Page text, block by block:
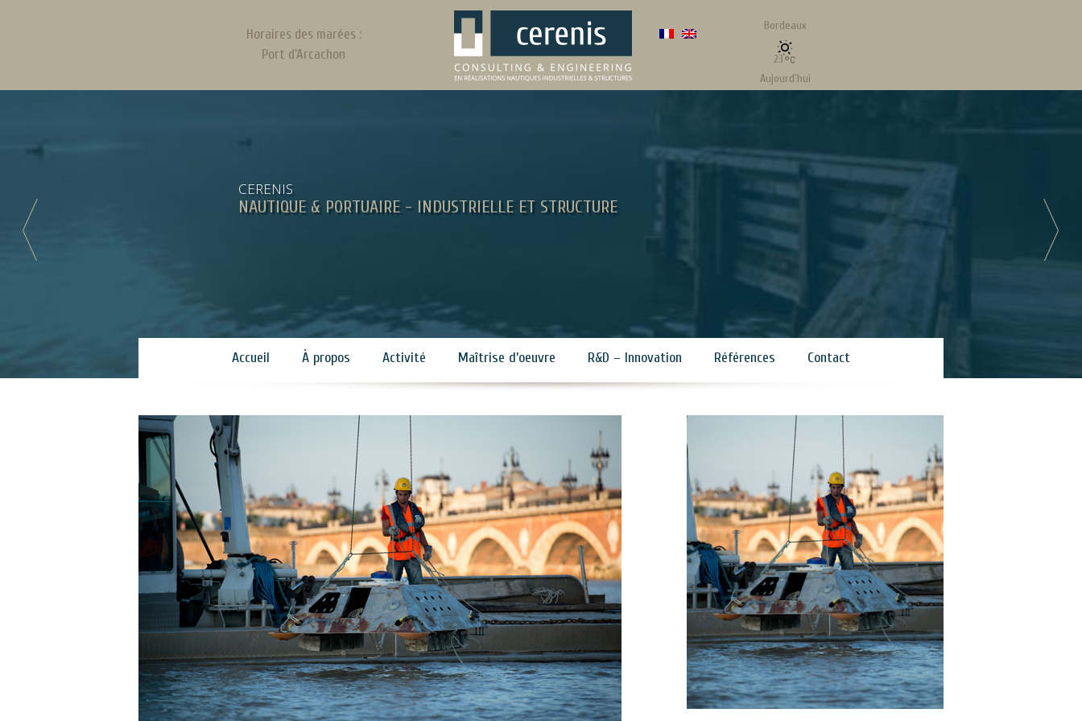
Horaires des marées :
Port d'Arcachon
Bordeaux
23
Aujourd'hui
Maintenant
Mis à jour le :Aug-7-2026, 21:19
CERENIS
NAUTIQUE & PORTUAIRE - INDUSTRIELLE ET STRUCTURE
Accueil À propos Activité Maîtrise d’oeuvre R&D – Innovation Références Contact